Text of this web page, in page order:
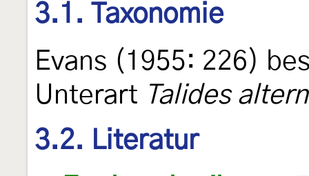
3.1. Taxonomie
Evans (1955: 226)
Unterart Talides
3.2. Literatur